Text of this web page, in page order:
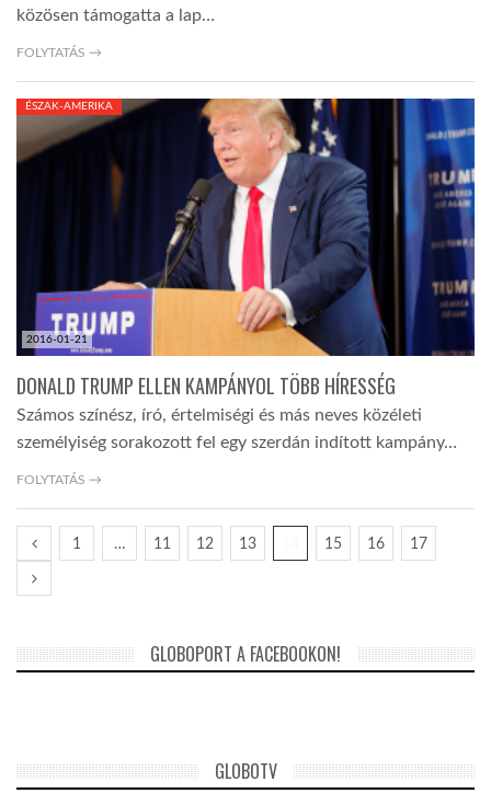
közösen támogatta a lap…
FOLYTATÁS →
2016-01-21
ÉSZAK-AMERIKA
DONALD TRUMP ELLEN KAMPÁNYOL TÖBB HÍRESSÉG
Számos színész, író, értelmiségi és más neves közéleti
személyiség sorakozott fel egy szerdán indított kampány…
FOLYTATÁS →
1 … 11 12 13 15 16 17
GLOBOPORT A FACEBOOKON!
GLOBOTV